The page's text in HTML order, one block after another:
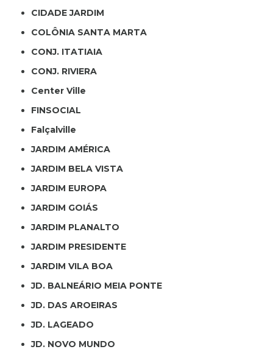
CIDADE JARDIM
COLÔNIA SANTA MARTA
CONJ. ITATIAIA
CONJ. RIVIERA
Center Ville
FINSOCIAL
Falçalville
JARDIM AMÉRICA
JARDIM BELA VISTA
JARDIM EUROPA
JARDIM GOIÁS
JARDIM PLANALTO
JARDIM PRESIDENTE
JARDIM VILA BOA
JD. BALNEÁRIO MEIA PONTE
JD. DAS AROEIRAS
JD. LAGEADO
JD. NOVO MUNDO